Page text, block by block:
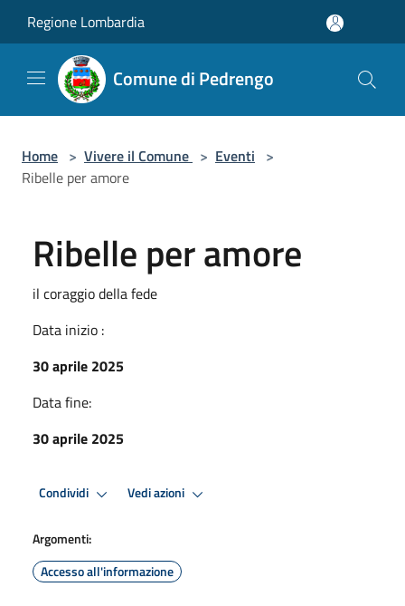
Regione Lombardia
Comune di Pedrengo
Home > Vivere il Comune > Eventi >
Ribelle per amore
Ribelle per amore
il coraggio della fede
Data inizio :
30 aprile 2025
Data fine:
30 aprile 2025
Condividi Vedi azioni
Argomenti:
Accesso all'informazione